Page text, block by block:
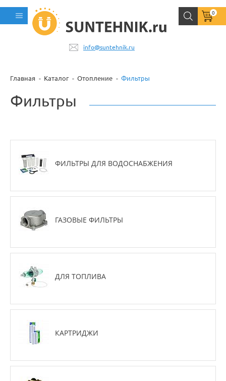
info@suntehnik.ru
0
Главная Каталог Отопление Фильтры
Фильтры
ФИЛЬТРЫ ДЛЯ ВОДОСНАБЖЕНИЯ
ГАЗОВЫЕ ФИЛЬТРЫ
ДЛЯ ТОПЛИВА
КАРТРИДЖИ